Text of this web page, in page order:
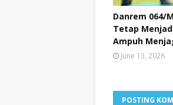
Danrem 064/
Tetap
Ampuh
June 13, 2026
POSTING